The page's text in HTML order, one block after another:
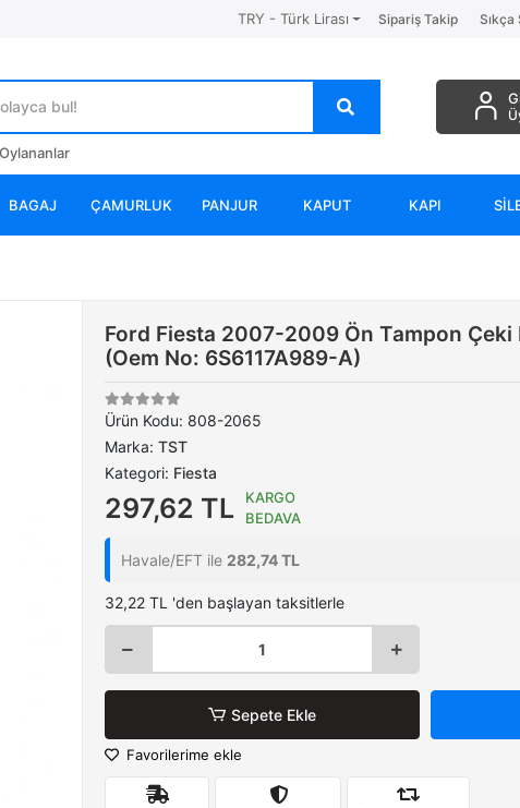
TRY - Türk Lirası Sipariş Takip
BAGAJ ÇAMURLUK PANJUR KAPUT KAPI
Ford Fiesta 2007-2009 Ön Tampon Çeki
(Oem No: 6S6117A989-A)
Ürün Kodu: 808-2065
Marka: TST
Kategori: Fiesta
297,62 TL
KARGO
BEDAVA
Havale/EFT ile 282,74 TL
32,22 TL 'den başlayan taksitlerle
Sepete Ekle
Favorilerime ekle